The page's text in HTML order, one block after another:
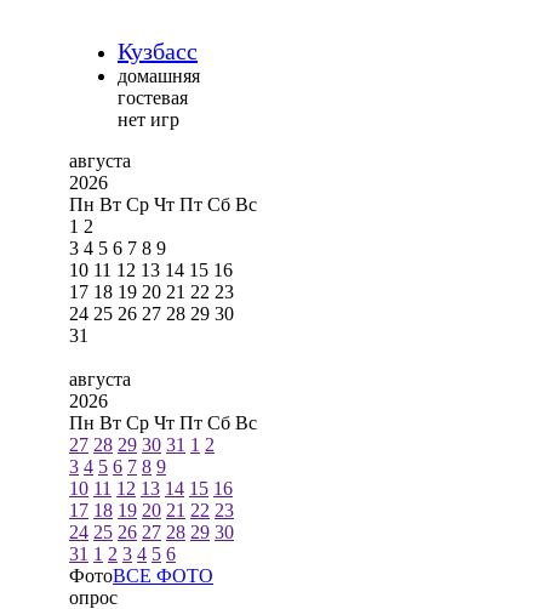
Кузбасс
домашняя
гостевая
нет игр
августа
2026
Пн Вт Ср Чт Пт Сб Вс
1 2
3 4 5 6 7 8 9
10 11 12 13 14 15 16
17 18 19 20 21 22 23
24 25 26 27 28 29 30
31
августа
2026
Пн Вт Ср Чт Пт Сб Вс
27 28 29 30 31 1 2
3 4 5 6 7 8 9
10 11 12 13 14 15 16
17 18 19 20 21 22 23
24 25 26 27 28 29 30
31 1 2 3 4 5 6
ФотоВСЕ ФОТО
опрос